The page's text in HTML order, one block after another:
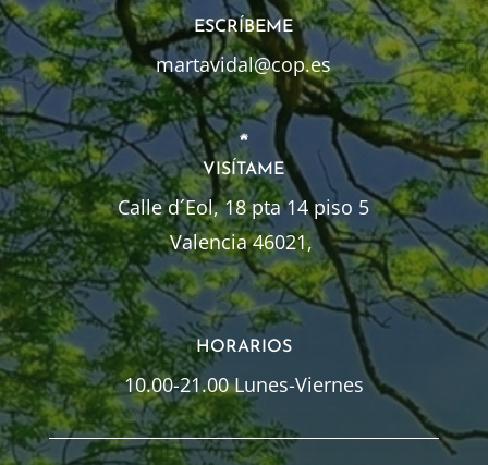
ESCRÍBEME
martavidal@cop.es
VISÍTAME
Calle d´Eol, 18 pta 14 piso 5
Valencia 46021,
HORARIOS
10.00-21.00 Lunes-Viernes